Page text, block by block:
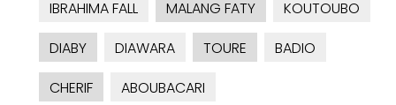
IBRAHIMA FALL
MALANG FATY
KOUTOUBO
DIABY
DIAWARA TOURE
BADIO
CHERIF
ABOUBACARI